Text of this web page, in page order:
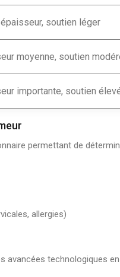
soutien léger
moyenne, soutien
importante, soutien
permettant de
allergies)
avancées technologiques